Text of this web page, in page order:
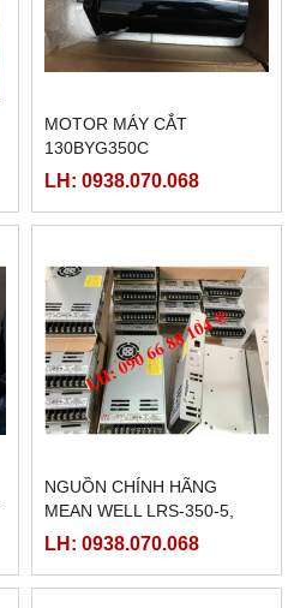
MOTOR MÁY CẮT
130BYG350C
LH: 0938.070.068
NGUỒN CHÍNH HÃNG
MEAN WELL LRS-350-5,
LRS-350-12, LRS-350-24,
LRS-350-48
LH: 0938.070.068